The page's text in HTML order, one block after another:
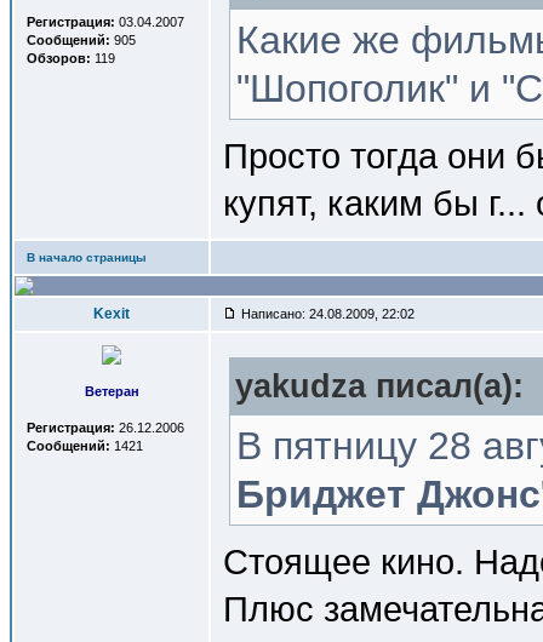
Регистрация: 03.04.2007
Сообщений: 905
Обзоров: 119
Какие же
"Шопоголик" и
Просто тогда они
купят, каким бы
В начало страницы
Kexit Написано: 24.08.2009, 22:02
Ветеран
Регистрация: 26.12.2006
Сообщений: 1421
yakudza писал(a):
В пятницу 28
Бриджет Джонс
Стоящее кино.
Плюс